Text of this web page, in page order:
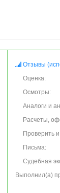
Отзывы
Оценка:
Осмотры:
Аналоги и
Расчеты,
Проверить
Письма:
Судебная
Выполнил(а)